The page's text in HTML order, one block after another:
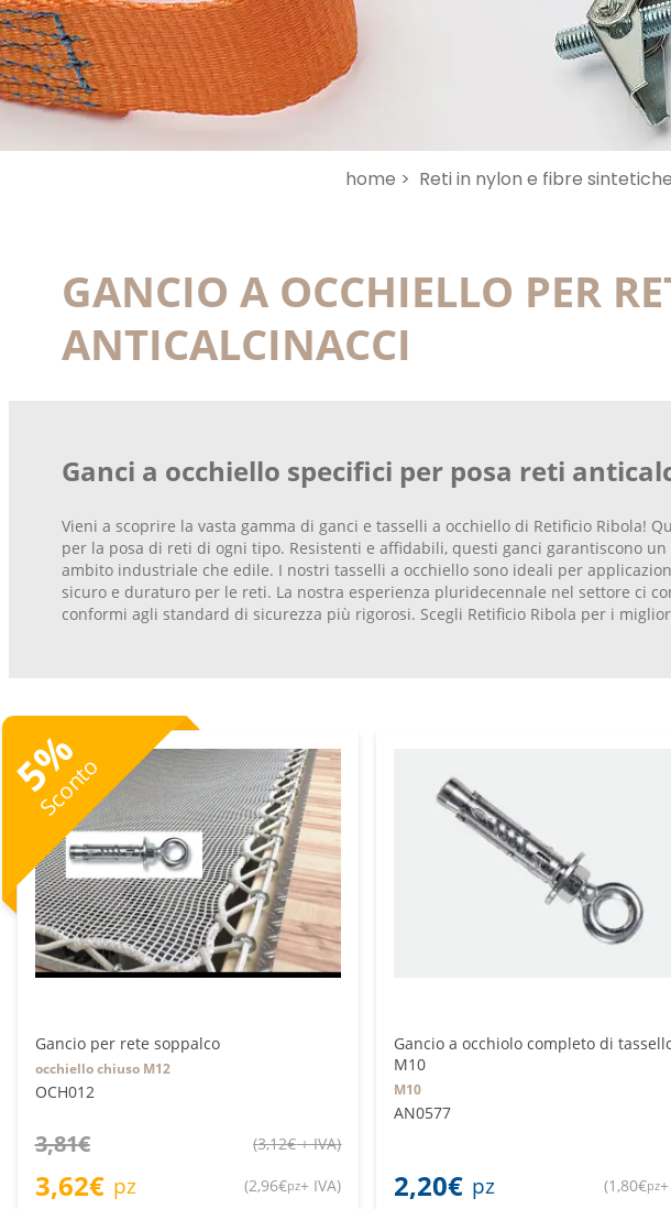
home > Reti in nylon e fibre
GANCIO A OCCHIELLO PER
ANTICALCINACCI
Ganci a occhiello specifici per posa reti
Vieni a scoprire la vasta gamma di ganci e tasselli a occhiello di Retificio Ribola!
per la posa di reti di ogni tipo. Resistenti e affidabili, questi ganci garantiscono
ambito industriale che edile. I nostri tasselli a occhiello sono ideali per
sicuro e duraturo per le reti. La nostra esperienza pluridecennale nel settore ci
conformi agli standard di sicurezza più rigorosi. Scegli Retificio Ribola per i
5
%
Sconto
Gancio per rete soppalco
occhiello chiuso M12
OCH012
3,81€ (3,12€+ IVA)
3,62€ pz (2,96€pz+ IVA)
Gancio a occhiolo completo di
M10
M10
AN0577
2,20€ pz (1,80€pz